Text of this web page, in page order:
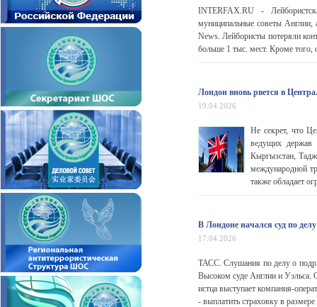
INTERFAX.RU -
муниципальные советы Англии,
News. Лейбористы потеряли
больше 1 тыс. мест. Кроме
Лондон вновь рвется в
19.04.2026
Не секрет, что
ведущих держав
Кыргызстан,
международной
также обладает
В Лондоне начался суд по
17.04.2026
ТАСС. Слушания по делу о
Высоком суде Англии и Уэльса.
истца выступает компания-
- выплатить страховку в